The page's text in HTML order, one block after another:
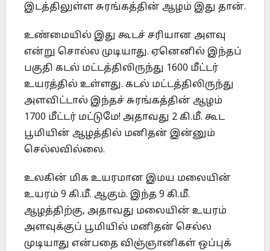
இடத்திலுள்ள சுரங்கத்தின் ஆழம் இது தான்.
உண்மையில் இது கூடச் சரியான அளவு
என்று சொல்ல முடியாது. ஏனெனில் இந்தப்
பகுதி கடல் மட்டத்திலிருந்து 1600 மீட்டர்
உயரத்தில் உள்ளது. கடல் மட்டத்திலிருந்து
அளவிட்டால் இந்தச் சுரங்கத்தின் ஆழம்
1700 மீட்டர் மட்டுமே! அதாவது 2 கி.மீ. கூட
பூமியின் ஆழத்தில் மனிதன் இன்னும்
செல்லவில்லை.
உலகின் மிக உயரமான இமய மலையின்
உயரம் 9 கி.மீ. ஆகும். இந்த 9 கி.மீ.
ஆழத்திற்கு, அதாவது மலையின் உயரம்
அளவுக்குப் பூமியில் மனிதன் செல்ல
முடியாது என்பதை விஞ்ஞானிகள் ஒப்புக்